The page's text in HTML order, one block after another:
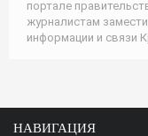
портале
журналистам
информации и связи
НАВИГАЦИЯ